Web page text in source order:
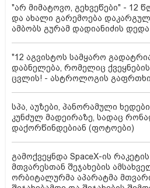
"არ მიმატოვო, გეხვეწები" - 12
და ახალი გარემოება
ამბობს გურამ დადიანიძის დედა
"12 აგვისტოს სამყარო
დაბნელება, რომელიც
ცვლის! - ასტროლოგის
სპა, აუზები, პანორამული
კუნძულ მადეირაზე, სადაც
დაქორწინდებიან (ფოტოები)
გამოქვეყნდა SpaceX-ის
მთვარესთან შეჯახების
ორბიტალურმა აპარატმა